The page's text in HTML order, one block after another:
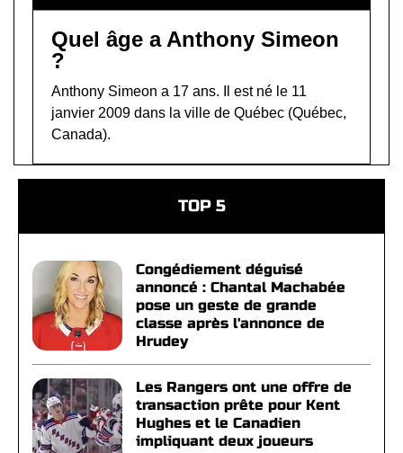
Quel âge a Anthony Simeon
?
Anthony Simeon a 17 ans. Il est né le 11
janvier 2009 dans la ville de Québec (Québec,
Canada).
TOP 5
Congédiement déguisé
annoncé : Chantal Machabée
pose un geste de grande
classe après l'annonce de
Hrudey
Les Rangers ont une offre de
transaction prête pour Kent
Hughes et le Canadien
impliquant deux joueurs